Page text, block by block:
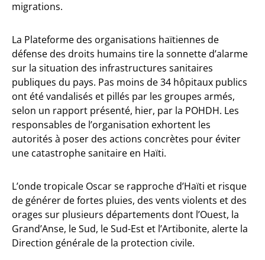
migrations.
La Plateforme des organisations haïtiennes de
défense des droits humains tire la sonnette d’alarme
sur la situation des infrastructures sanitaires
publiques du pays. Pas moins de 34 hôpitaux publics
ont été vandalisés et pillés par les groupes armés,
selon un rapport présenté, hier, par la POHDH. Les
responsables de l’organisation exhortent les
autorités à poser des actions concrètes pour éviter
une catastrophe sanitaire en Haïti.
L’onde tropicale Oscar se rapproche d’Haïti et risque
de générer de fortes pluies, des vents violents et des
orages sur plusieurs départements dont l’Ouest, la
Grand’Anse, le Sud, le Sud-Est et l’Artibonite, alerte la
Direction générale de la protection civile.